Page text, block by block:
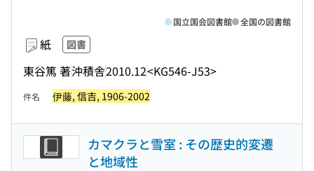
紙 図書
東谷篤 著沖積舎2010.12<KG546-J53>
国立国会図書館 全国の図書館
件名 伊藤, 信吉, 1906-2002
カマクラと雪室 : その歴史的変遷
と地域性